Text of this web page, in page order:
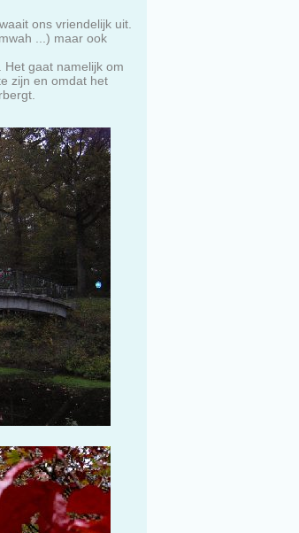
ons vriendelijk uit.
...) maar ook
Het gaat namelijk om
zijn en omdat het